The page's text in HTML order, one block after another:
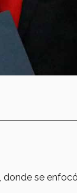
, donde se